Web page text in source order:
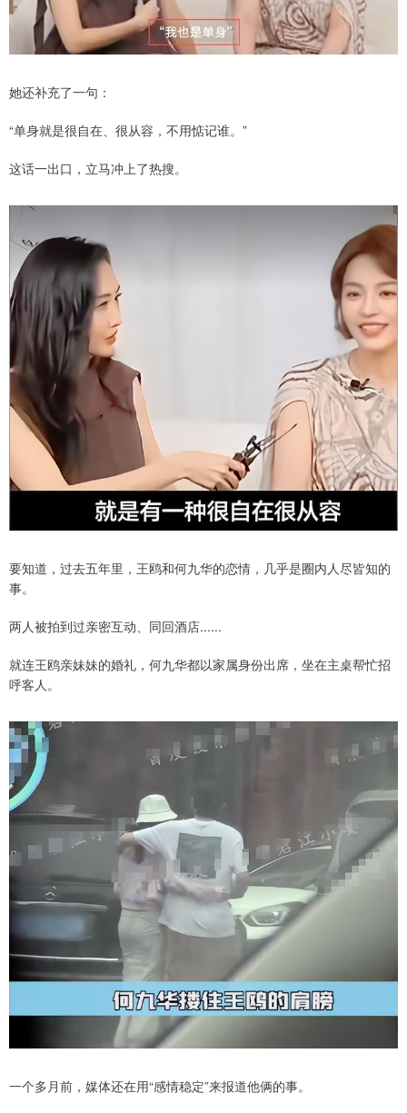
她还补充了一句：
“单身就是很自在、很从容，不用惦记谁。”
这话一出口，立马冲上了热搜。
要知道，过去五年里，王鸥和何九华的恋情，几乎是圈内人尽皆知的
事。
两人被拍到过亲密互动、同回酒店......
就连王鸥亲妹妹的婚礼，何九华都以家属身份出席，坐在主桌帮忙招
呼客人。
一个多月前，媒体还在用“感情稳定”来报道他俩的事。